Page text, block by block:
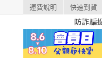
運費說明 快速到貨